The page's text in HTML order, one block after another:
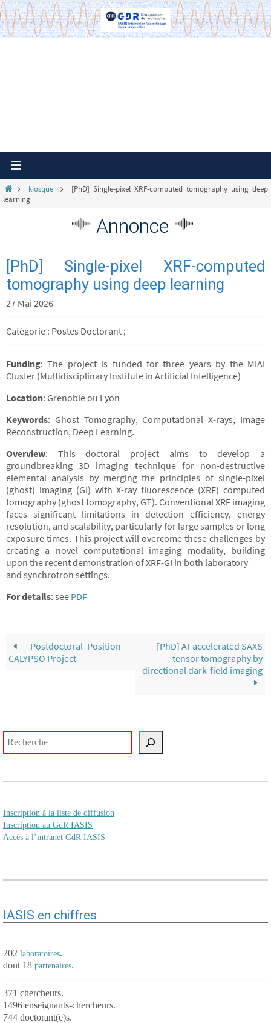
Passer
vers
le
Homekiosque
[PhD] Single-pixel XRF-computed tomography using deep
learning
Annonce
[PhD] Single-pixel XRF-computed
tomography using deep learning
27 Mai 2026
Catégorie : Postes Doctorant ;
Funding: The project is funded for three years by the MIAI
Cluster (Multidisciplinary Institute in Artificial Intelligence)
Location: Grenoble ou Lyon
Keywords: Ghost Tomography, Computational X-rays, Image
Reconstruction, Deep Learning.
Overview: This doctoral project aims to develop a
groundbreaking 3D imaging technique for non-destructive
elemental analysis by merging the principles of single-pixel
(ghost) imaging (GI) with X-ray fluorescence (XRF) computed
tomography (ghost tomography, GT). Conventional XRF imaging
faces significant limitations in detection efficiency, energy
resolution, and scalability, particularly for large samples or long
exposure times. This project will overcome these challenges by
creating a novel computational imaging modality, building
upon the recent demonstration of XRF-GI in both laboratory
and synchrotron settings.
For details: see PDF
Postdoctoral Position —
CALYPSO Project
[PhD] AI-accelerated SAXS
tensor tomography by
directional dark-field imaging
Inscription à la liste de diffusion
Inscription au GdR IASIS
Accès à l’intranet GdR IASIS
IASIS en chiffres
202 laboratoires.
dont 18 partenaires.
371 chercheurs.
1496 enseignants-chercheurs.
744 doctorant(e)s.